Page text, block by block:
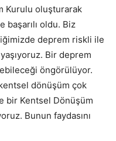
Kurulu oluşturarak
oldu. Biz
deprem riskli ile
Bir deprem
öngörülüyor.
kentsel dönüşüm çok
bir Kentsel Dönüşüm
Bunun faydasını